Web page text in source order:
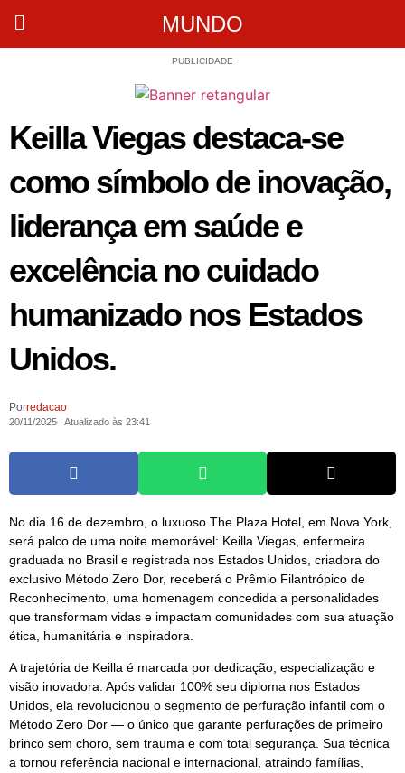
MUNDO
PUBLICIDADE
Keilla Viegas destaca-se
como símbolo de inovação,
liderança em saúde e
excelência no cuidado
humanizado nos Estados
Unidos.
Porredacao
20/11/2025 Atualizado às 23:41
No dia 16 de dezembro, o luxuoso The Plaza Hotel, em Nova York,
será palco de uma noite memorável: Keilla Viegas, enfermeira
graduada no Brasil e registrada nos Estados Unidos, criadora do
exclusivo Método Zero Dor, receberá o Prêmio Filantrópico de
Reconhecimento, uma homenagem concedida a personalidades
que transformam vidas e impactam comunidades com sua atuação
ética, humanitária e inspiradora.
A trajetória de Keilla é marcada por dedicação, especialização e
visão inovadora. Após validar 100% seu diploma nos Estados
Unidos, ela revolucionou o segmento de perfuração infantil com o
Método Zero Dor — o único que garante perfurações de primeiro
brinco sem choro, sem trauma e com total segurança. Sua técnica
a tornou referência nacional e internacional, atraindo famílias,